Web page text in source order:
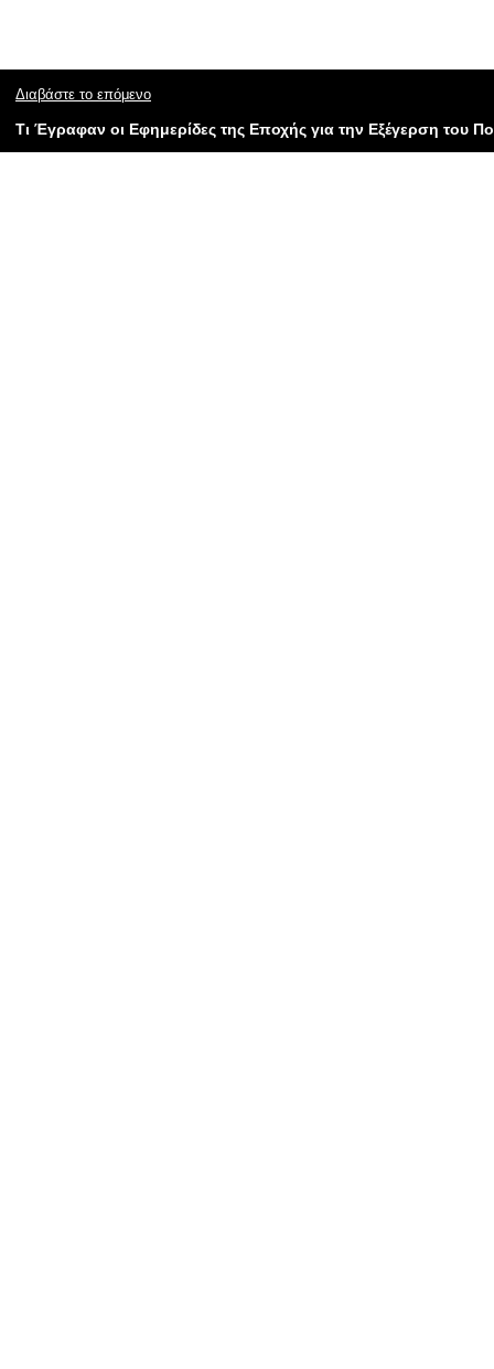
Διαβάστε το επόμενο
Τι Έγραφαν οι Εφημερίδες της Εποχής για την Εξέγερση του